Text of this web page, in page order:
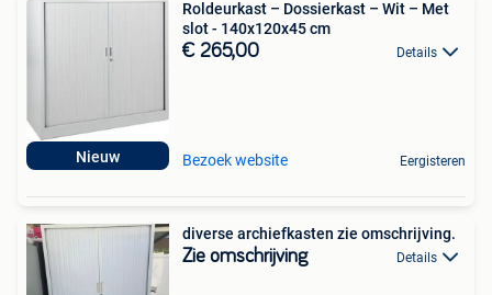
Nieuw
Roldeurkast – Dossierkast – Wit – Met
slot - 140x120x45 cm
€ 265,00 Details
Bezoek website Eergisteren
diverse archiefkasten zie omschrijving.
Zie omschrijving Details